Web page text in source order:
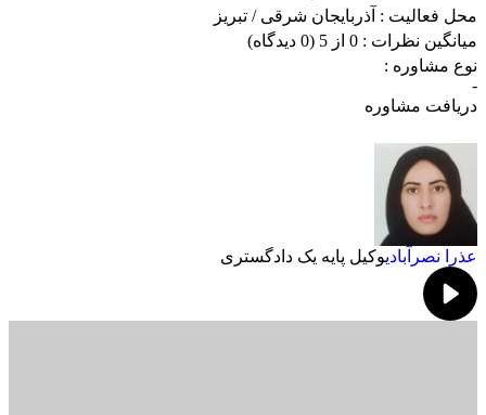
محل فعالیت : آذربایجان شرقی/ تبریز
میانگین نظرات : 0 از 5
(0 دیدگاه)
نوع مشاوره :
-
دریافت مشاوره
عذرا نصرآبادیوکیل پایه یک دادگستری